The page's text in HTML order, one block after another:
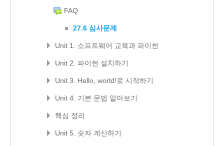
FAQ
27.6 심사문제
Unit 1. 소프트웨어 교육과 파이썬
Unit 2. 파이썬 설치하기
Unit 3. Hello, world!로 시작하기
Unit 4. 기본 문법 알아보기
핵심 정리
Unit 5. 숫자 계산하기